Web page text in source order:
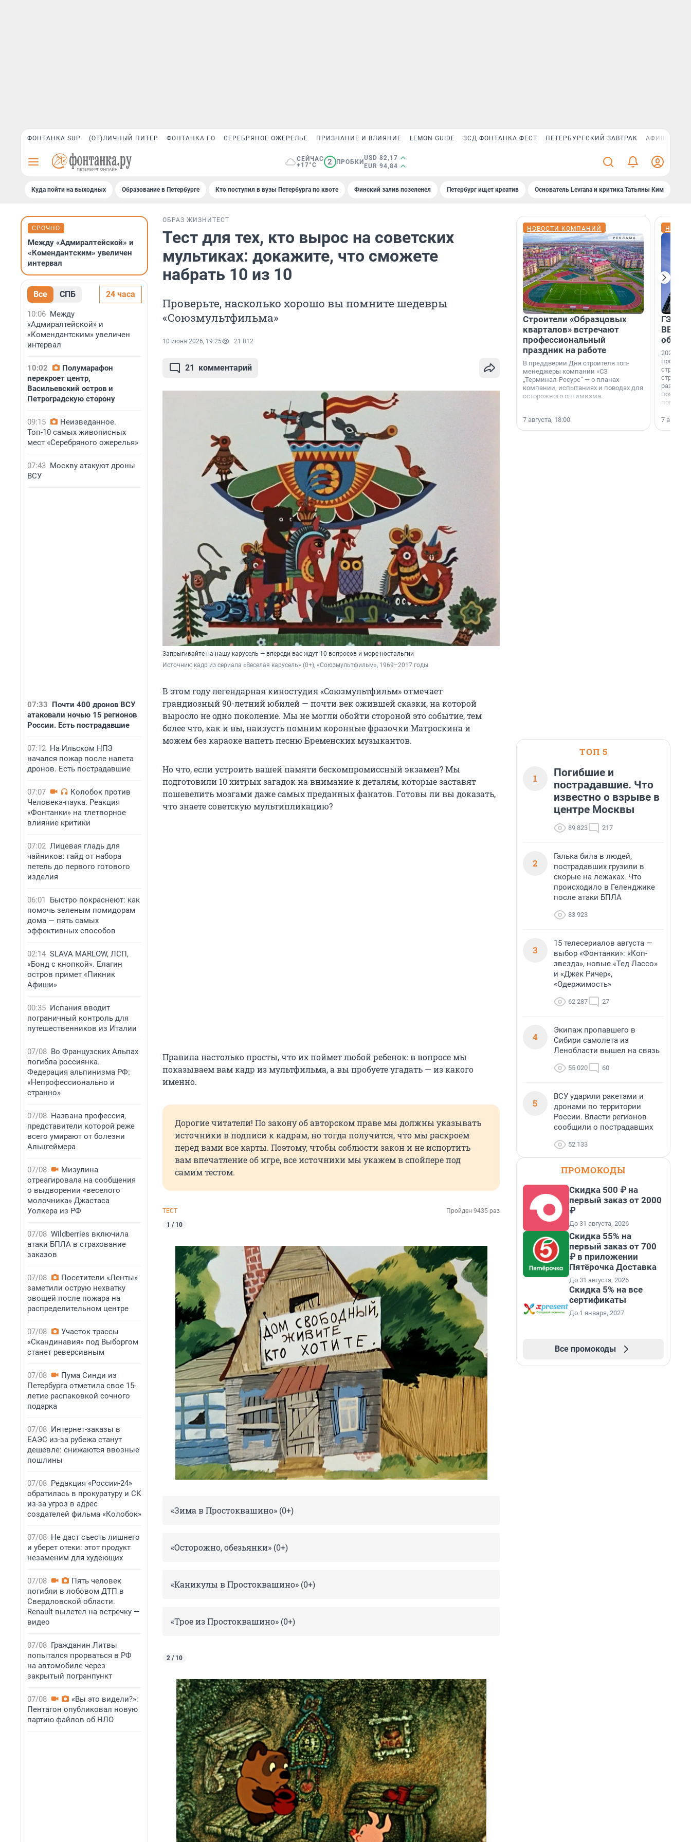
ФОНТАНКА SUP (ОТ)ЛИЧНЫЙ ПИТЕР ФОНТАНКА ГО СЕРЕБРЯНОЕ ОЖЕРЕЛЬЕ ПРИЗНАНИЕ И ВЛИЯНИЕ LEMON GUIDE ЗСД ФОНТАНКА ФЕСТ ПЕТЕРБУРГСКИЙ ЗАВТРАК АФИША PLUS
СЕЙЧАС
+17°C
2 ПРОБКИ
USD 82,17
EUR 94,84
Куда пойти на выходных Образование в Петербурге Кто поступил в вузы Петербурга по квоте Финский залив позеленел Петербург ищет креатив Основатель Levrana и критика Татьяны Ким
СРОЧНО
Между «Адмиралтейской» и
«Комендантским» увеличен
интервал
Все СПБ 24 часа
10:06 Между
«Адмиралтейской» и
«Комендантским» увеличен
интервал
10:02
Полумарафон
перекроет центр,
Васильевский остров и
Петроградскую сторону
09:15
Неизведанное.
Топ-10 самых живописных
мест «Серебряного ожерелья»
07:43 Москву атакуют дроны
ВСУ
07:33 Почти 400 дронов ВСУ
атаковали ночью 15 регионов
России. Есть пострадавшие
07:12 На Ильском НПЗ
начался пожар после налета
дронов. Есть пострадавшие
07:07
Колобок против
Человека-паука. Реакция
«Фонтанки» на тлетворное
влияние критики
07:02 Лицевая гладь для
чайников: гайд от набора
петель до первого готового
изделия
06:01
Быстро покраснеют: как
помочь зеленым помидорам
дома — пять самых
эффективных способов
02:14 SLAVA MARLOW, ЛСП,
«Бонд с кнопкой». Елагин
остров примет «Пикник
Афиши»
00:35 Испания вводит
пограничный контроль для
путешественников из Италии
07/08 Во Французских Альпах
погибла россиянка.
Федерация альпинизма РФ:
«Непрофессионально и
странно»
07/08 Названа профессия,
представители которой реже
всего умирают от болезни
Альцгеймера
07/08
Мизулина
отреагировала на сообщения
о выдворении «веселого
молочника» Джастаса
Уолкера из РФ
07/08 Wildberries включила
атаки БПЛА в страхование
заказов
07/08
Посетители «Ленты»
заметили острую нехватку
овощей после пожара на
распределительном центре
07/08
Участок трассы
«Скандинавия» под Выборгом
станет реверсивным
07/08
Пума Синди из
Петербурга отметила свое 15-
летие распаковкой сочного
подарка
07/08 Интернет-заказы в
ЕАЭС из-за рубежа станут
дешевле: снижаются ввозные
пошлины
07/08 Редакция «России-24»
обратилась в прокуратуру и СК
из-за угроз в адрес
создателей фильма «Колобок»
07/08 Не даст съесть лишнего
и уберет отеки: этот продукт
незаменим для худеющих
07/08
Пять человек
погибли в лобовом ДТП в
Свердловской области.
Renault вылетел на встречку —
видео
07/08 Гражданин Литвы
попытался прорваться в РФ
на автомобиле через
закрытый погранпункт
07/08
«Вы это видели?»:
Пентагон опубликовал новую
партию файлов об НЛО
ОБРАЗ ЖИЗНИ ТЕСТ
Тест для тех, кто вырос на советских
мультиках: докажите, что сможете
набрать 10 из 10
Проверьте, насколько хорошо вы помните шедевры
«Союзмультфильма»
10 июня 2026, 19:25 21 812
21 комментарий
Запрыгивайте на нашу карусель — впереди вас ждут 10 вопросов и море ностальгии
Источник: кадр из сериала «Веселая карусель» (0+), «Союзмультфильм», 1969–2017 годы
В этом году легендарная киностудия «Союзмультфильм» отмечает
грандиозный 90-летний юбилей — почти век ожившей сказки, на которой
выросло не одно поколение. Мы не могли обойти стороной это событие, тем
более что, как и вы, наизусть помним коронные фразочки Матроскина и
можем без караоке напеть песню Бременских музыкантов.
Но что, если устроить вашей памяти бескомпромиссный экзамен? Мы
подготовили 10 хитрых загадок на внимание к деталям, которые заставят
пошевелить мозгами даже самых преданных фанатов. Готовы ли вы доказать,
что знаете советскую мультипликацию?
Правила настолько просты, что их поймет любой ребенок: в вопросе мы
показываем вам кадр из мультфильма, а вы пробуете угадать — из какого
именно.
Дорогие читатели! По закону об авторском праве мы должны указывать
источники в подписи к кадрам, но тогда получится, что мы раскроем
перед вами все карты. Поэтому, чтобы соблюсти закон и не испортить
вам впечатление об игре, все источники мы укажем в спойлере под
самим тестом.
ТЕСТ
Пройден 9435 раз
1 / 10
«Зима в Простоквашино» (0+)
«Осторожно, обезьянки» (0+)
«Каникулы в Простоквашино» (0+)
«Трое из Простоквашино» (0+)
2 / 10
НОВОСТИ КОМПАНИЙ
Строители «Образцовых
кварталов» встречают
профессиональный
праздник на работе
В преддверии Дня строителя топ-
менеджеры компании «СЗ
„Терминал-Ресурс“ — о планах
компании, испытаниях и поводах для
осторожного оптимизма.
7 августа, 18:00
ГЭС,
ВВП: в
об
2026-й —
раз. В
7
ТОП 5
1
Погибшие и
пострадавшие. Что
известно о взрыве в
центре Москвы
89 823 217
2
Галька била в людей,
пострадавших грузили в
скорые на лежаках. Что
происходило в Геленджике
после атаки БПЛА
83 923
3
15 телесериалов августа —
выбор «Фонтанки»: «Коп-
звезда», новые «Тед Лассо»
и «Джек Ричер»,
«Одержимость»
62 287 27
4
Экипаж пропавшего в
Сибири самолета из
Ленобласти вышел на связь
55 020 60
5
ВСУ ударили ракетами и
дронами по территории
России. Власти регионов
сообщили о пострадавших
52 133
ПРОМОКОДЫ
Скидка 500 ₽ на
первый заказ от 2000
₽
До 31 августа, 2026
Скидка 55% на
первый заказ от 700
₽ в приложении
Пятёрочка Доставка
До 31 августа, 2026
Скидка 5% на все
сертификаты
До 1 января, 2027
Все промокоды